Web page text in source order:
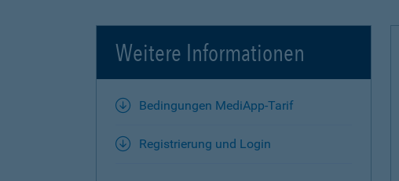
Weitere Informationen
Bedingungen MediApp-Tarif
Registrierung und Login